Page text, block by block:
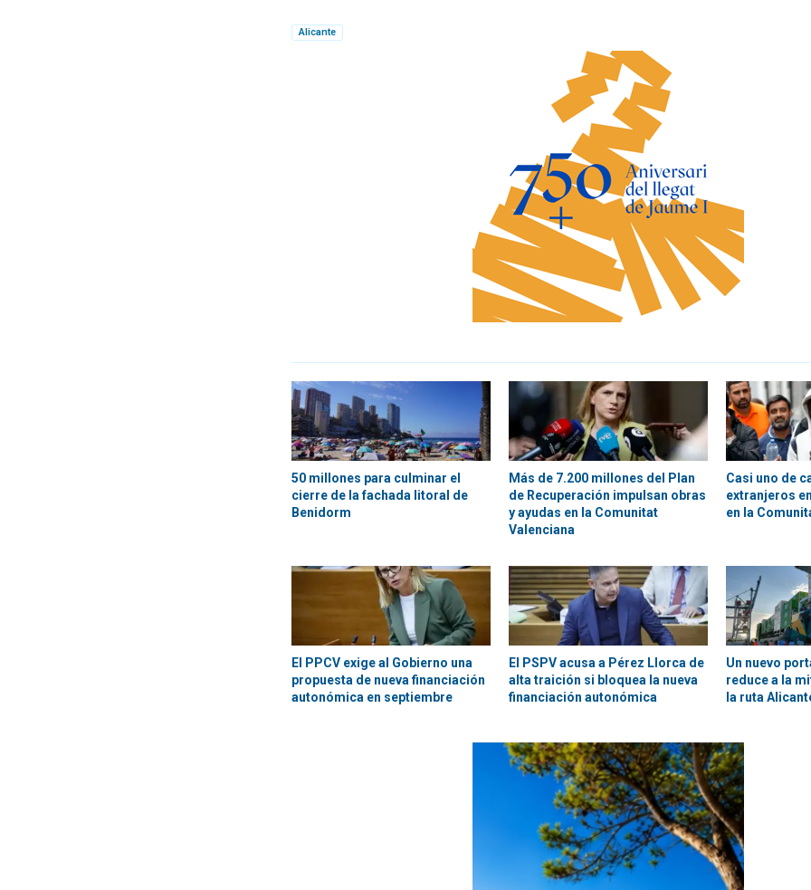
Alicante
50 millones para culminar el
cierre de la fachada litoral de
Benidorm
Más de 7.200 millones del Plan
de Recuperación impulsan obras
y ayudas en la Comunitat
Valenciana
Casi uno de
extranjeros
en la
El PPCV exige al Gobierno una
propuesta de nueva financiación
autonómica en septiembre
El PSPV acusa a Pérez Llorca de
alta traición si bloquea la nueva
financiación autonómica
Un nuevo
reduce a la
la ruta